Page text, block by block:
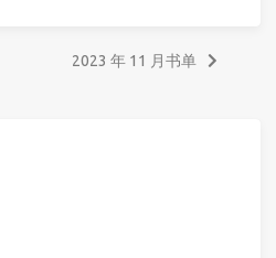
2023 年 11 月书单